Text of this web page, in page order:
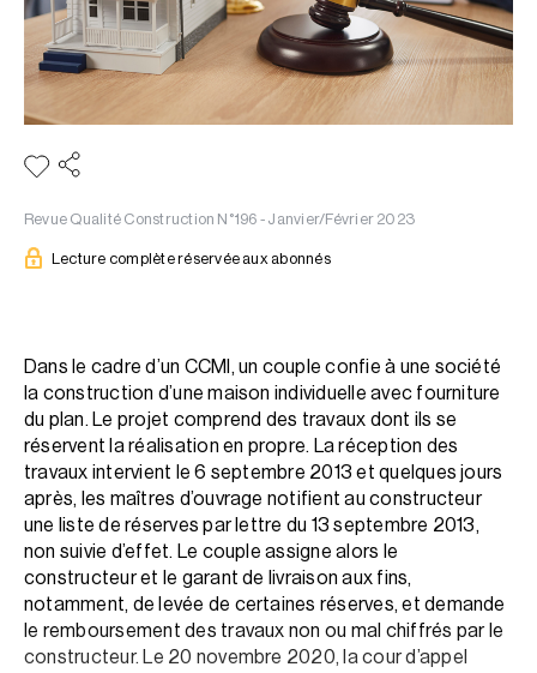
Revue Qualité Construction N°196 - Janvier/Février 2023
Lecture complète réservée aux abonnés
Dans le cadre d’un CCMI, un couple confie à une société
la construction d’une maison individuelle avec fourniture
du plan. Le projet comprend des travaux dont ils se
réservent la réalisation en propre. La réception des
travaux intervient le 6 septembre 2013 et quelques jours
après, les maîtres d’ouvrage notifient au constructeur
une liste de réserves par lettre du 13 septembre 2013,
non suivie d’effet. Le couple assigne alors le
constructeur et le garant de livraison aux fins,
notamment, de levée de certaines réserves, et demande
le remboursement des travaux non ou mal chiffrés par le
constructeur. Le 20 novembre 2020, la cour d’appel